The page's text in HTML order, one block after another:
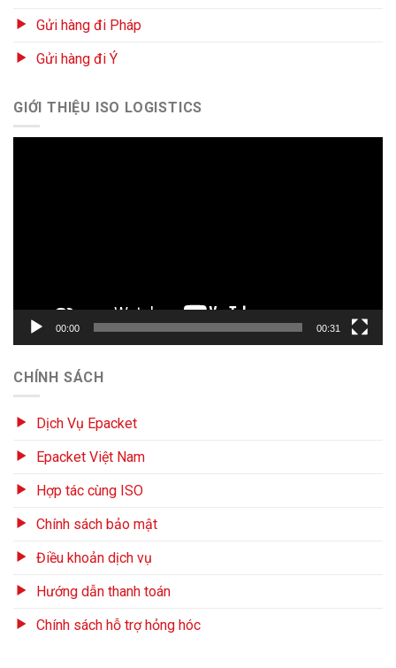
Gửi hàng đi Pháp
Gửi hàng đi Ý
GIỚI THIỆU ISO LOGISTICS
00:00 00:31
CHÍNH SÁCH
Dịch Vụ Epacket
Epacket Việt Nam
Hợp tác cùng ISO
Chính sách bảo mật
Điều khoản dịch vụ
Hướng dẫn thanh toán
Chính sách hỗ trợ hỏng hóc